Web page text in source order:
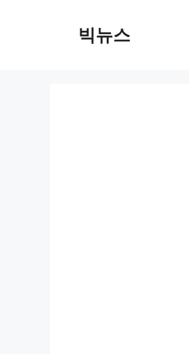
빅뉴스